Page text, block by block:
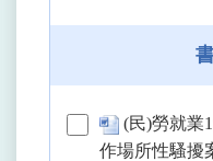
(民)勞就業
作場所性騷擾